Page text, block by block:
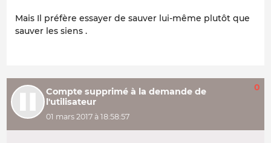
Mais Il préfère essayer de sauver lui-même plutôt que
sauver les siens .
Compte supprimé à la demande de
l'utilisateur
01 mars 2017 à 18:58:57
0